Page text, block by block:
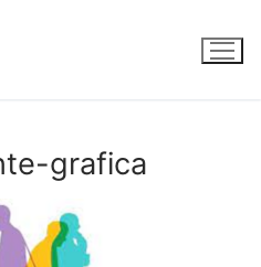
grafica